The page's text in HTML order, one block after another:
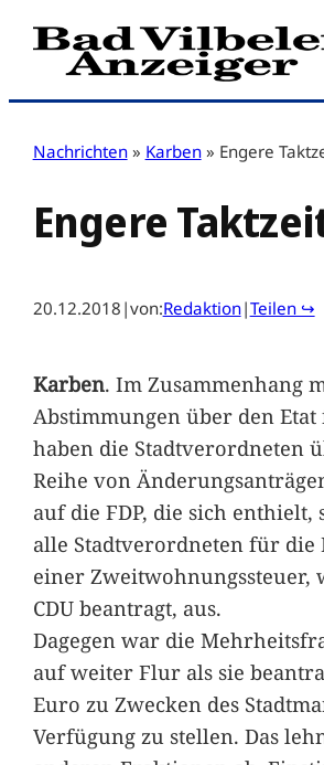
Zum
Inhalt
Nachrichten » Karben » Engere
Engere
20.12.2018 |von:Redaktion|Teilen ↪
Karben. Im Zusammenhang
Abstimmungen über den Etat
haben die Stadtverordneten
Reihe von
auf die FDP, die sich enthielt,
alle Stadtverordneten für
einer Zweitwohnungssteuer,
CDU beantragt, aus.
Dagegen war die
auf weiter Flur als sie
Euro zu Zwecken des
Verfügung zu stellen. Das